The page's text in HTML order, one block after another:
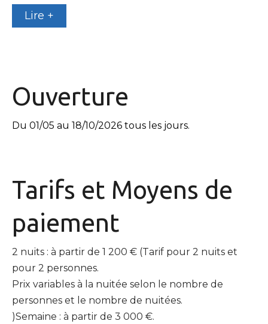
Lire +
Ouverture
Du 01/05 au 18/10/2026 tous les jours.
Tarifs et Moyens de
paiement
2 nuits : à partir de 1 200 € (Tarif pour 2 nuits et
pour 2 personnes.
Prix variables à la nuitée selon le nombre de
personnes et le nombre de nuitées.
)Semaine : à partir de 3 000 €.